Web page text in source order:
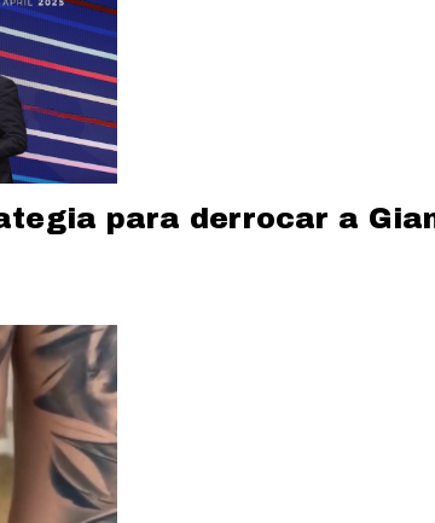
para derrocar a